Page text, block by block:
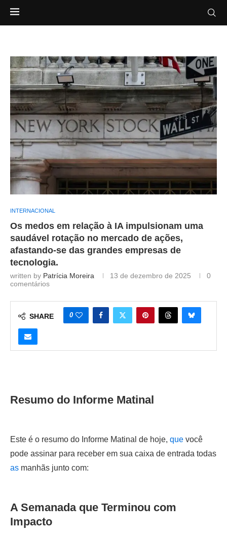
INTERNACIONAL
Os medos em relação à IA impulsionam uma
saudável rotação no mercado de ações,
afastando-se das grandes empresas de
tecnologia.
written by Patrícia Moreira 13 de dezembro de 2025
0
comentários
SHARE 0
Resumo do Informe Matinal
Este é o resumo do Informe Matinal de hoje, que você
pode assinar para receber em sua caixa de entrada todas
as manhãs junto com:
A Semanada que Terminou com
Impacto